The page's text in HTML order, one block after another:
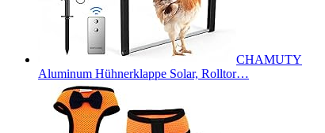
CHAMUTY
Aluminum Hühnerklappe Solar, Rolltor…